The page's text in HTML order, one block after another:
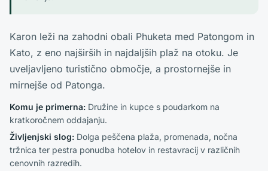
Karon leži na zahodni obali Phuketa med Patongom in
Kato, z eno najširših in najdaljših plaž na otoku. Je
uveljavljeno turistično območje, a prostornejše in
mirnejše od Patonga.
Komu je primerna: Družine in kupce s poudarkom na
kratkoročnem oddajanju.
Življenjski slog: Dolga peščena plaža, promenada, nočna
tržnica ter pestra ponudba hotelov in restavracij v različnih
cenovnih razredih.